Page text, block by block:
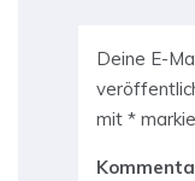
Deine E-
mit *